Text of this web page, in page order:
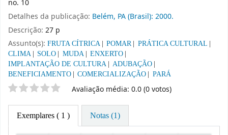
no. 10
Detalhes da publicação: Belém, PA (Brasil): 2000.
Descrição: 27 p
Assunto(s): FRUTA CÍTRICA POMAR
PRÁTICA CULTURAL
CLIMA
SOLO MUDA
ENXERTO
IMPLANTAÇÃO DE CULTURA
ADUBAÇÃO
BENEFICIAMENTO
COMERCIALIZAÇÃO PARÁ
Classificação por estrelasAvaliação média: 0.0 (0 votos)
Exemplares ( 1 ) Notas (1)